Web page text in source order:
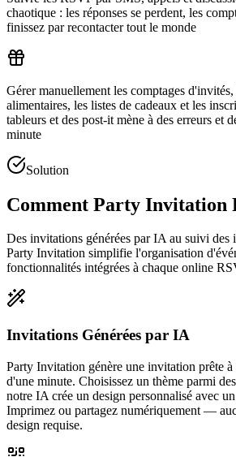
chaotique : les réponses se perdent, les
finissez par recontacter tout le monde
Gérer manuellement les comptages d'invités,
alimentaires, les listes de cadeaux et les
tableurs et des post-it mène à des erreurs et
minute
Solution
Comment Party Invitation
Des invitations générées par IA au suivi des
Party Invitation simplifie l'organisation
fonctionnalités intégrées à chaque online
Invitations Générées par IA
Party Invitation génère une invitation prête
d'une minute. Choisissez un thème parmi
notre IA crée un design personnalisé avec
Imprimez ou partagez numériquement —
design requise.